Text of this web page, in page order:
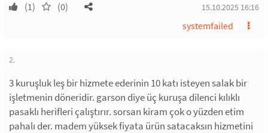
(1) (0) 15.10.2025 16:16
systemfailed
2.
3 kuruşluk leş bir hizmete ederinin 10 katı isteyen salak bir
işletmenin döneridir. garson diye üç kuruşa dilenci kılıklı
pasaklı herifleri çalıştırır. sorsan kiram çok o yüzden etim
pahalı der. madem yüksek fiyata ürün satacaksın hizmetini